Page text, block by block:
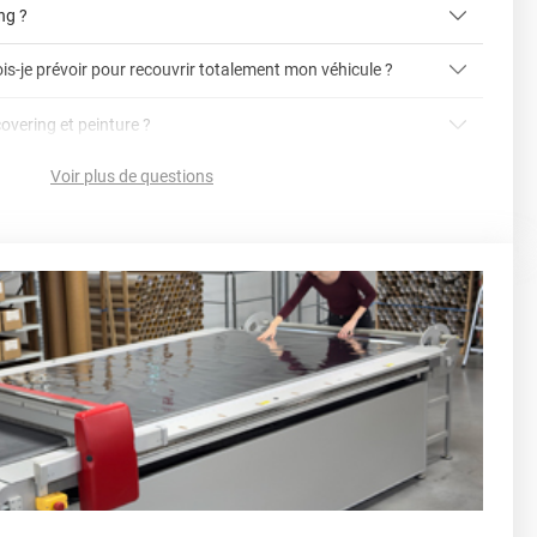
en cliquant ici
?
covering 3D
je prévoir pour recouvrir totalement mon véhicule ?
par le toit.)
3.
conseillers commerciaux
et peinture ?
à tout moment
cher
?
complète ?
Voir plus de questions